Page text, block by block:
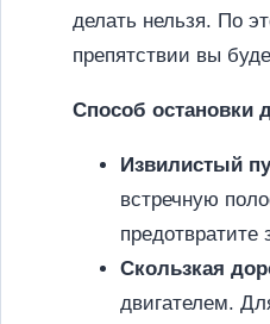
делать нельзя. По
препятствии вы
Способ остановки
Извилистый
встречную
предотвратите
Скользкая
двигателем.